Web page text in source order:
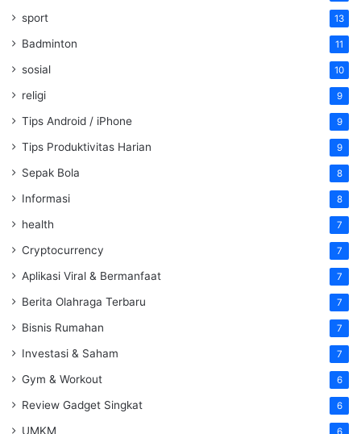
sport 13
Badminton 11
sosial 10
religi 9
Tips Android / iPhone 9
Tips Produktivitas Harian 9
Sepak Bola 8
Informasi 8
health 7
Cryptocurrency 7
Aplikasi Viral & Bermanfaat 7
Berita Olahraga Terbaru 7
Bisnis Rumahan 7
Investasi & Saham 7
Gym & Workout 6
Review Gadget Singkat 6
UMKM 6